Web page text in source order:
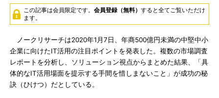
この記事は会員限定です。 会員登録（無料） すると全てご覧いただけ
ます。
ノークリサーチは2020年1月7日、年商500億円未満の中堅中小
企業に向けたIT活用の注目ポイントを発表した。複数の市場調査
レポートを分析し、ソリューション視点からまとめた結果、「具
体的なIT活用場面を提示する手間を惜しまないこと」が成功の秘
訣（ひけつ）だとしている。